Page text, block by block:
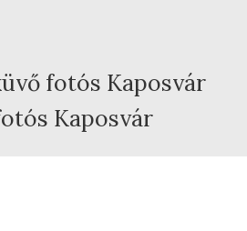
fotós Kaposvár
Kaposvár